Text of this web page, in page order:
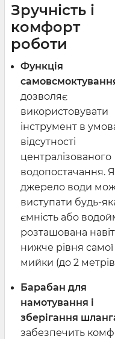
Зручність і
комфорт
роботи
Функція
дозволяє
використовувати
інструмент в
відсутності
централізованого
водопостачання.
джерело води
виступати будь-
ємність або
розташована
нижче рівня самої
мийки (до 2
Барабан для
намотування і
зберігання
забезпечить